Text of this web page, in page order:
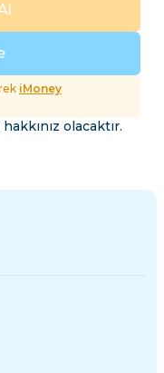
iMoney
olacaktır.